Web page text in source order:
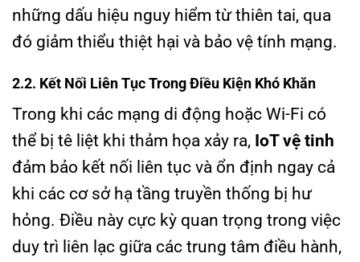
những dấu hiệu nguy hiểm từ thiên tai, qua
đó giảm thiểu thiệt hại và bảo vệ tính mạng.
2.2. Kết Nối Liên Tục Trong Điều Kiện Khó Khăn
Trong khi các mạng di động hoặc Wi-Fi có
thể bị tê liệt khi thảm họa xảy ra, IoT vệ tinh
đảm bảo kết nối liên tục và ổn định ngay cả
khi các cơ sở hạ tầng truyền thống bị hư
hỏng. Điều này cực kỳ quan trọng trong việc
duy trì liên lạc giữa các trung tâm điều hành,